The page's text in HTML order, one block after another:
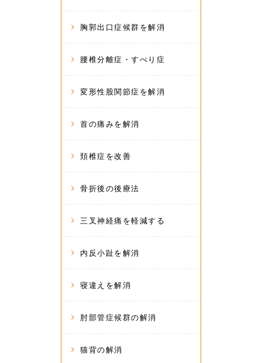
胸郭出口症候群を解消
腰椎分離症・すべり症
変形性股関節症を解消
首の痛みを解消
頚椎症を改善
骨折後の後療法
三叉神経痛を軽減する
内反小趾を解消
寝違えを解消
肘部管症候群の解消
猫背の解消